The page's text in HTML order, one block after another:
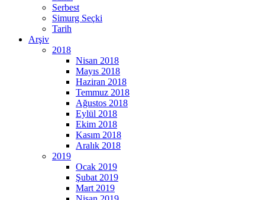
Serbest
Simurg Seçki
Tarih
Arşiv
2018
Nisan 2018
Mayıs 2018
Haziran 2018
Temmuz 2018
Ağustos 2018
Eylül 2018
Ekim 2018
Kasım 2018
Aralık 2018
2019
Ocak 2019
Şubat 2019
Mart 2019